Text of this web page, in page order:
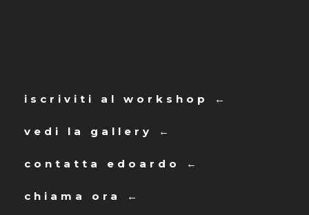
iscriviti al workshop ←
vedi la gallery ←
contatta edoardo ←
chiama ora ←